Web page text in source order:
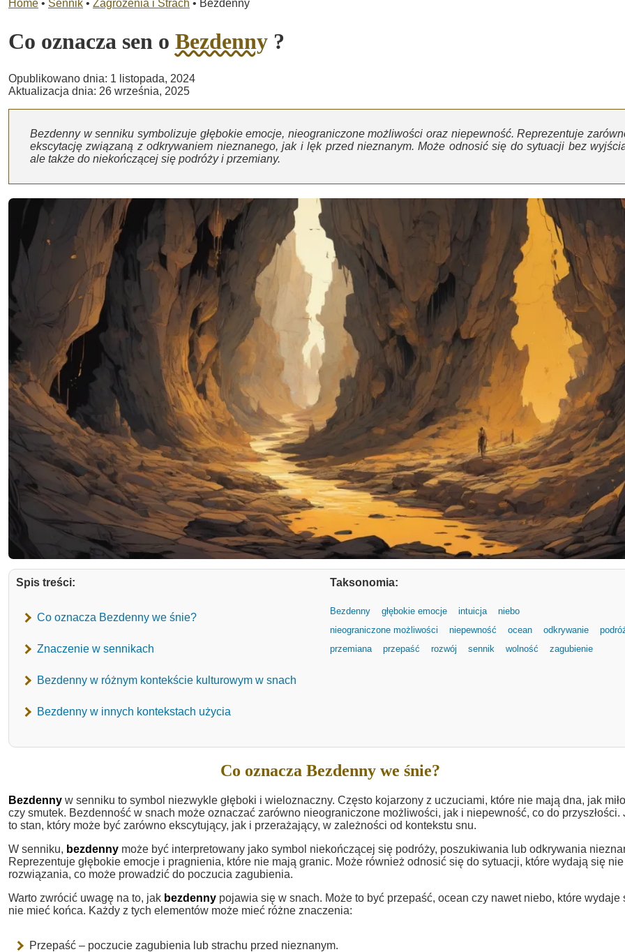
Home • Sennik • Zagrożenia i Strach • Bezdenny
Co oznacza sen o Bezdenny ?
Opublikowano dnia: 1 listopada, 2024
Aktualizacja dnia: 26 września, 2025
Bezdenny w senniku symbolizuje głębokie emocje, nieograniczone możliwości oraz niepewność. Reprezentuje
ekscytację związaną z odkrywaniem nieznanego, jak i lęk przed nieznanym. Może odnosić się do sytuacji bez
ale także do niekończącej się podróży i przemiany.
Spis treści:
Co oznacza Bezdenny we śnie?
Znaczenie w sennikach
Bezdenny w różnym kontekście kulturowym w snach
Bezdenny w innych kontekstach użycia
Taksonomia:
Bezdenny głębokie emocje intuicja
niebo
nieograniczone możliwości
niepewność ocean odkrywanie
przemiana
przepaść rozwój sennik wolność zagubienie
Co oznacza Bezdenny we śnie?
Bezdenny w senniku to symbol niezwykle głęboki i wieloznaczny. Często kojarzony z uczuciami, które nie mają dna, jak
czy smutek. Bezdenność w snach może oznaczać zarówno nieograniczone możliwości, jak i niepewność, co do przyszłości.
to stan, który może być zarówno ekscytujący, jak i przerażający, w zależności od kontekstu snu.
W senniku, bezdenny może być interpretowany jako symbol niekończącej się podróży, poszukiwania lub odkrywania
Reprezentuje głębokie emocje i pragnienia, które nie mają granic. Może również odnosić się do sytuacji, które wydają się
rozwiązania, co może prowadzić do poczucia zagubienia.
Warto zwrócić uwagę na to, jak bezdenny pojawia się w snach. Może to być przepaść, ocean czy nawet niebo, które wydaje
nie mieć końca. Każdy z tych elementów może mieć różne znaczenia:
Przepaść – poczucie zagubienia lub strachu przed nieznanym.